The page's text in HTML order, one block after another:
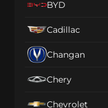
BYD
Cadillac
Changan
Chery
Chevrolet